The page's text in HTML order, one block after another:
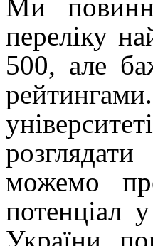
Ми
переліку
500, але
можемо
потенціал
України